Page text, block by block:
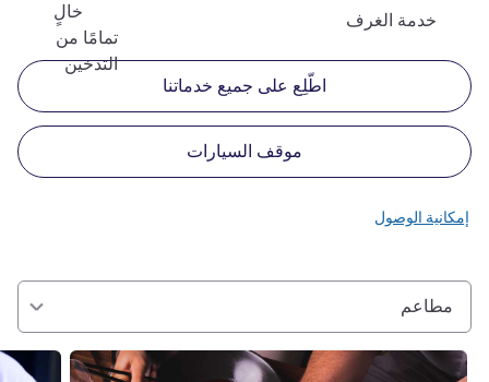
خالٍ
تمامًا من
التدخين
خدمة الغرف
اطّلِع على جميع خدماتنا
موقف السيارات
إمكانية الوصول
مطاعم
راجع التفاصيل راجع